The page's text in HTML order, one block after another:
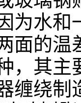
为水
面的
，其主
缠绕